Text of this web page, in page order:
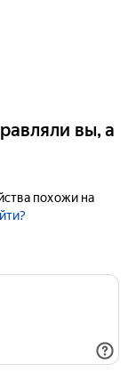
вы, а
похожи на